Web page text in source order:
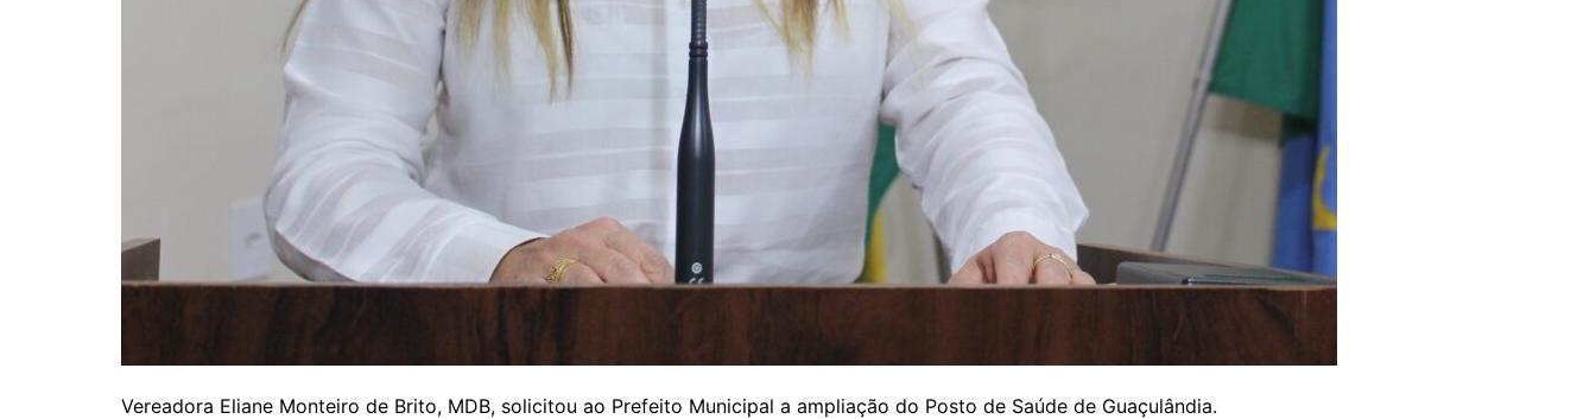
Vereadora Eliane Monteiro de Brito, MDB, solicitou ao Prefeito Municipal a ampliação do Posto de Saúde de Guaçulândia.